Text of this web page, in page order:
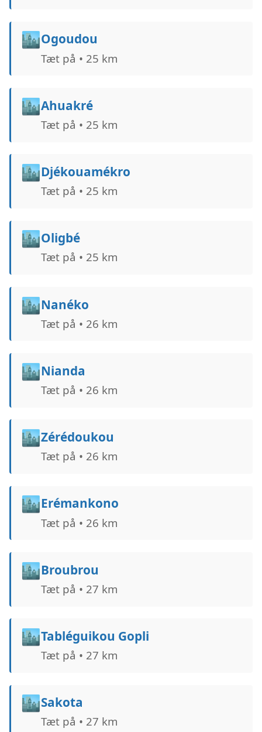
🏙️Ogoudou
Tæt på • 25 km
🏙️Ahuakré
Tæt på • 25 km
🏙️Djékouamékro
Tæt på • 25 km
🏙️Oligbé
Tæt på • 25 km
🏙️Nanéko
Tæt på • 26 km
🏙️Nianda
Tæt på • 26 km
🏙️Zérédoukou
Tæt på • 26 km
🏙️Erémankono
Tæt på • 26 km
🏙️Broubrou
Tæt på • 27 km
🏙️Tabléguikou Gopli
Tæt på • 27 km
🏙️Sakota
Tæt på • 27 km